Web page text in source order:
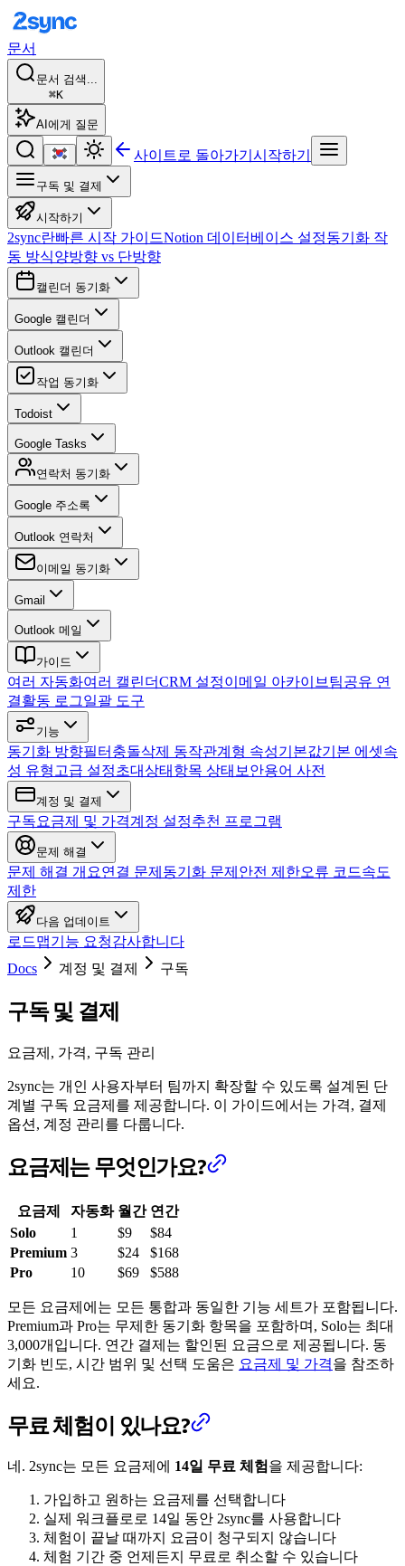
문서
문서 검색...
⌘K
AI에게 질문
사이트로 돌아가기 시작하기
구독 및 결제
시작하기
2sync란빠른 시작 가이드Notion 데이터베이스 설정동기화 작
동 방식양방향 vs 단방향
캘린더 동기화
Google 캘린더
Outlook 캘린더
작업 동기화
Todoist
Google Tasks
연락처 동기화
Google 주소록
Outlook 연락처
이메일 동기화
Gmail
Outlook 메일
가이드
여러 자동화여러 캘린더CRM 설정이메일 아카이브 팀공유 연
결활동 로그일괄 도구
기능
동기화 방향필터 충돌삭제 동작관계형 속성기본값기본 에셋속
성 유형 고급 설정초대상태 항목 상태 보안용어 사전
계정 및 결제
구독요금제 및 가격계정 설정추천 프로그램
문제 해결
문제 해결 개요연결 문제 동기화 문제 안전 제한오류 코드속도
제한
다음 업데이트
로드맵기능 요청감사합니다
Docs
계정 및 결제 구독
구독 및 결제
요금제, 가격, 구독 관리
2sync는 개인 사용자부터 팀까지 확장할 수 있도록 설계된 단
계별 구독 요금제를 제공합니다. 이 가이드에서는 가격, 결제
옵션, 계정 관리를 다룹니다.
요금제는 무엇인가요?
요금제 자동화 월간 연간
Solo
1 $9
$84
Premium 3 $24
$168
Pro
10 $69 $588
모든 요금제에는 모든 통합과 동일한 기능 세트가 포함됩니다.
Premium과 Pro는 무제한 동기화 항목을 포함하며, Solo는 최대
3,000개입니다. 연간 결제는 할인된 요금으로 제공됩니다. 동
기화 빈도, 시간 범위 및 선택 도움은 요금제 및 가격을 참조하
세요.
무료 체험이 있나요?
네. 2sync는 모든 요금제에 14일 무료 체험 을 제공합니다:
가입하고 원하는 요금제를 선택합니다
실제 워크플로로 14일 동안 2sync를 사용합니다
체험이 끝날 때까지 요금이 청구되지 않습니다
체험 기간 중 언제든지 무료로 취소할 수 있습니다